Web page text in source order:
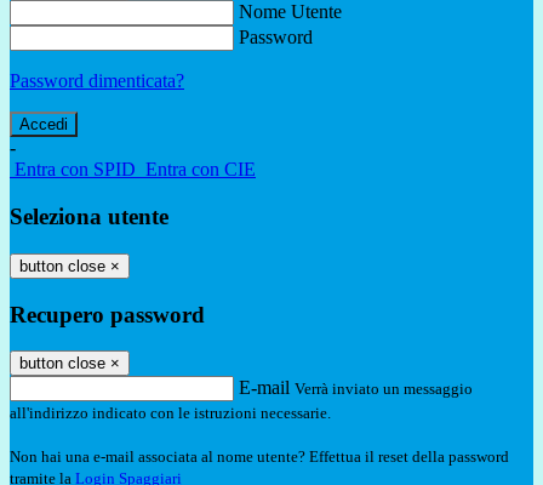
Nome Utente
Password
Password dimenticata?
-
Entra con SPID Entra con CIE
Seleziona utente
button close ×
Recupero password
button close ×
E-mail Verrà inviato un messaggio
all'indirizzo indicato con le istruzioni necessarie.
Non hai una e-mail associata al nome utente? Effettua il reset della password
tramite la Login Spaggiari